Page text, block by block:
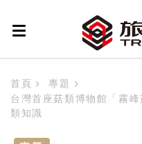
首頁
專題
台灣首座菇類博物館「霧
類知識